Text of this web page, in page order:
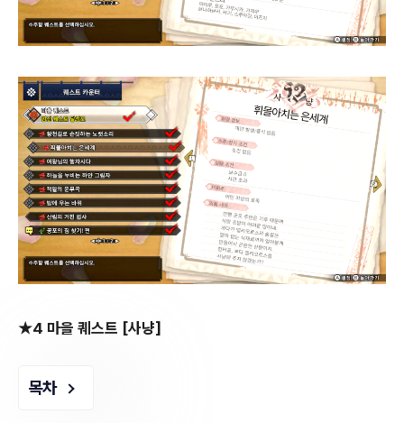
★4 마을 퀘스트 [사냥]
목차